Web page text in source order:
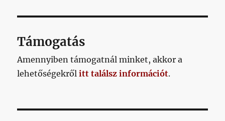
Támogatás
Amennyiben támogatnál minket, akkor a
lehetőségekrőlitt találsz információt.